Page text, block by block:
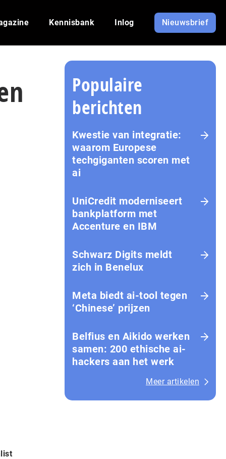
Kennisbank Inlog Nieuwsbrief
Populaire
berichten
Kwestie van integratie:
waarom Europese
techgiganten scoren met
ai
UniCredit moderniseert
bankplatform met
Accenture en IBM
Schwarz Digits meldt
zich in Benelux
Meta biedt ai-tool tegen
‘Chinese’ prijzen
Belfius en Aikido werken
samen: 200 ethische ai-
hackers aan het werk
Meer artikelen